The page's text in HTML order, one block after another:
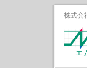
株式会
エ